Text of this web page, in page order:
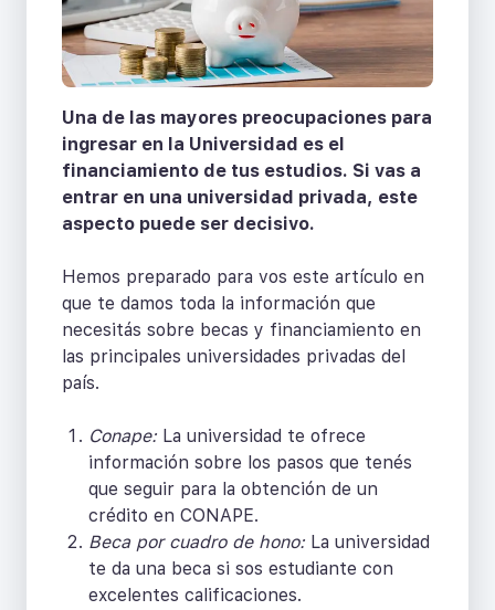
Una de las mayores preocupaciones para
ingresar en la Universidad es el
financiamiento de tus estudios. Si vas a
entrar en una universidad privada, este
aspecto puede ser decisivo.
Hemos preparado para vos este artículo en
que te damos toda la información que
necesitás sobre becas y financiamiento en
las principales universidades privadas del
país.
Conape: La universidad te ofrece
información sobre los pasos que tenés
que seguir para la obtención de un
crédito en CONAPE.
Beca por cuadro de hono: La universidad
te da una beca si sos estudiante con
excelentes calificaciones.